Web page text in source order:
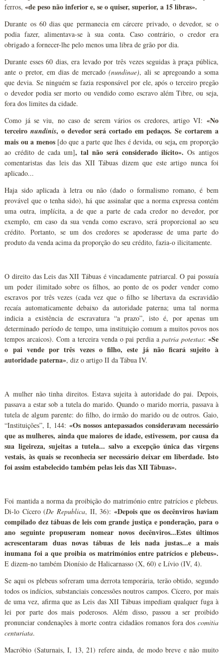
ferros,«de peso não inferior e, se o quiser, superior, a 15 libras».
Durante os 60 dias que permanecia em cárcere privado, o devedor, se o
podia fazer, alimentava-se à sua conta. Caso contrário, o credor era
obrigado a fornecer-lhe pelo menos uma libra de grão por dia.
Durante esses 60 dias, era levado por três vezes seguidas à praça pública,
ante o pretor, em dias de mercado (nundinae), ali se apregoando a soma
que devia. Se ninguém se fazia responsável por ele, após o terceiro pregão
o devedor podia ser morto ou vendido como escravo além Tibre, ou seja,
fora dos limites da cidade.
Como já se viu, no caso de serem vários os credores, artigo VI: «No
terceironundinis, o devedor será cortado em pedaços. Se cortarem a
mais ou a menos [do que a parte que lhes é devida, ou seja,em proporção
ao crédito de cada um], tal não será considerado ilícito».Os antigos
comentaristas das leis das XII Tábuas dizem que este artigo nunca foi
aplicado...
Haja sido aplicada à letra ou não (dado o formalismo romano, é bem
provável que o tenha sido), há que assinalar que a norma expressa contém
uma outra, implícita, a de que a parte de cada credor no devedor, por
exemplo, em caso da sua venda como escravo, será proporcional ao seu
crédito. Portanto, se um dos credores se apoderasse de uma parte do
produto da venda acima da proporção do seu crédito, fazia-o ilicitamente.
O direito das Leis das XII Tábuas é vincadamente patriarcal. O pai possuía
um poder ilimitado sobre os filhos, ao ponto de os poder vender como
escravos por três vezes (cada vez que o filho se libertava da escravidão
recaía automaticamente debaixo da autoridade paterna; uma tal norma
indicia a existência de escravatura “a prazo”, isto é, por apenas um
determinado período de tempo, uma instituição comum a muitos povos nos
tempos arcaicos). Com a terceira venda o pai perdia a patria potestas: «Se
o pai vende por três vezes o filho, este já não ficará sujeito à
autoridade paterna», diz o artigo II da Tábua IV.
A mulher não tinha direitos. Estava sujeita à autoridade do pai. Depois,
passava a estar sob a tutela do marido. Quando o marido morria, passava à
tutela de algum parente: do filho, do irmão do marido ou de outros. Gaio,
“Instituições”, I, 144: «Os nossos antepassados consideravam necessário
que as mulheres, ainda que maiores de idade, estivessem, por causa da
sua ligeireza, sujeitas a tutela... salvo a excepção única das virgens
vestais, às quais se reconhecia ser necessário deixar em liberdade. Isto
foi assim estabelecido também pelas leis das XII Tábuas».
Foi mantida a norma da proibição do matrimónio entre patrícios e plebeus.
Di-lo Cícero (De Republica, II, 36): «Depois que os decênviros haviam
compilado dez tábuas de leis com grande justiça e ponderação, para o
ano seguinte propuseram nomear novos decênviros...Estes últimos
acrescentaram duas novas tábuas de leis nada justas...e a mais
inumana foi a que proibia os matrimónios entre patrícios e plebeus».
E dizem-no também Dionísio de Halicarnasso (X, 60) e Lívio (IV, 4).
Se aqui os plebeus sofreram uma derrota temporária, terão obtido, segundo
todos os indícios, substanciais concessões noutros campos. Cícero, por mais
de uma vez, afirma que as Leis das XII Tábuas impediam qualquer fuga à
lei por parte dos mais poderosos. Além disso, passou a ser proibido
pronunciar condenações à morte contra cidadãos romanos fora dos comitia
centuriata.
Macróbio (Saturnais, I, 13, 21) refere ainda, de modo breve e não muito